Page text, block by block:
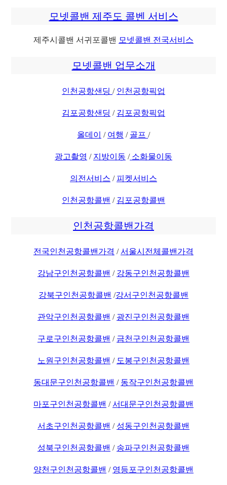
모넷콜밴 제주도 콜벤 서비스
제주시콜밴 서귀포콜밴 모넷콜밴 전국서비스
모넷콜밴 업무소개
인천공항샌딩 / 인천공항픽업
김포공항샌딩 / 김포공항픽업
올데이 / 여행 / 골프 /
광고촬영 / 지방이동 /소화물이동
의전서비스 / 피켓서비스
인천공항콜밴 / 김포공항콜밴
인천공항콜밴가격
전국인천공항콜밴가격 /서울시전체콜밴가격
강남구인천공항콜밴 / 강동구인천공항콜밴
강북구인천공항콜밴 /강서구인천공항콜밴
관악구인천공항콜밴 / 광진구인천공항콜밴
구로구인천공항콜밴 / 금천구인천공항콜밴
노원구인천공항콜밴 / 도봉구인천공항콜밴
동대문구인천공항콜밴 / 동작구인천공항콜밴
마포구인천공항콜밴 /서대문구인천공항콜밴
서초구인천공항콜밴 / 성동구인천공항콜밴
성북구인천공항콜밴 / 송파구인천공항콜밴
양천구인천공항콜밴 / 영등포구인천공항콜밴